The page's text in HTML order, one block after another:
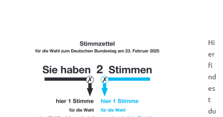
Hi
er
fi
nd
es
t
du